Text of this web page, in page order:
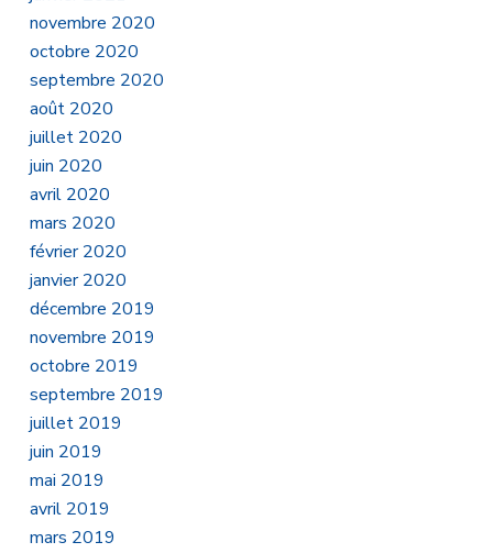
novembre 2020
octobre 2020
septembre 2020
août 2020
juillet 2020
juin 2020
avril 2020
mars 2020
février 2020
janvier 2020
décembre 2019
novembre 2019
octobre 2019
septembre 2019
juillet 2019
juin 2019
mai 2019
avril 2019
mars 2019